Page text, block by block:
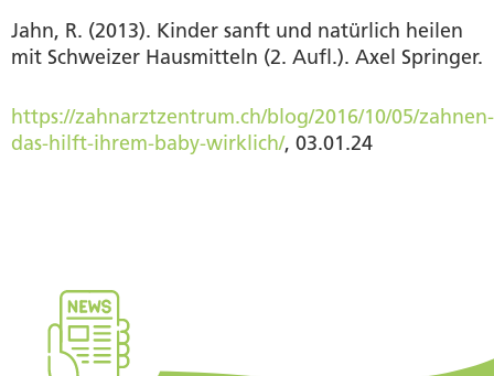
Jahn, R. (2013). Kinder sanft und natürlich heilen
mit Schweizer Hausmitteln (2. Aufl.). Axel Springer.
https://zahnarztzentrum.ch/blog/2016/10/05/zahnen-
das-hilft-ihrem-baby-wirklich/, 03.01.24